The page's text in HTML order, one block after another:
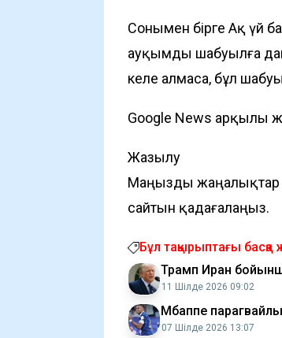
Сонымен бірге Ақ үй
ауқымды шабуылға
келе алмаса, бұл
Google News арқылы
Жазылу
Маңызды жаңалықтар
сайтын қадағалаңыз.
Бұл тақырыптағы басқа
Трамп Иран
11 Шілде 2026 09:02
Мбаппе
07 Шілде 2026 13:07